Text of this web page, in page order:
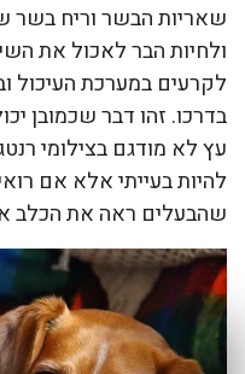
שאריות הבשר וריח בשר
ולחיות הבר לאכול את
לקרעים במערכת העיכול
בדרכו. זהו דבר שכמובן
עץ לא מודגם בצילומי
להיות בעייתי אלא אם
שהבעלים ראה את הכלב